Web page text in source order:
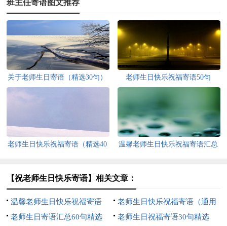
班主任寄语图文推荐
关于老师生日寄语（精选30句） 老师生日快乐祝福寄语50句
老师生日快乐祝福寄语（精选40
温馨老师生日快乐祝福寄语汇总
【祝老师生日快乐寄语】相关文章：
温馨老师生日快乐祝福寄语
（通用30句）
老师生日快乐祝福寄语（通用
30句）
老师生日寄语汇总60句精选 老师生日祝福寄语30句精选